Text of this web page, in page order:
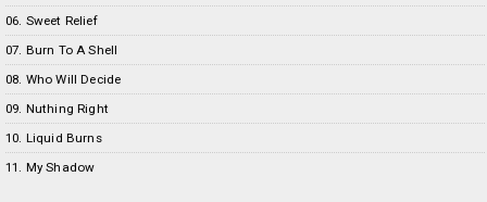
06. Sweet Relief
07. Burn To A Shell
08. Who Will Decide
09. Nuthing Right
10. Liquid Burns
11. My Shadow